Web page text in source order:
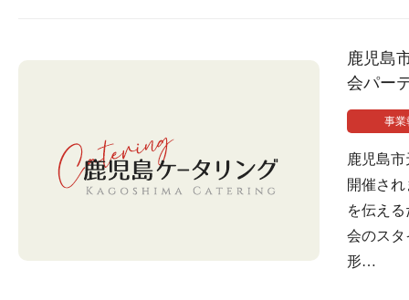
鹿児島
会パー
事業
鹿児島
開催さ
を伝え
会のスタ
形…